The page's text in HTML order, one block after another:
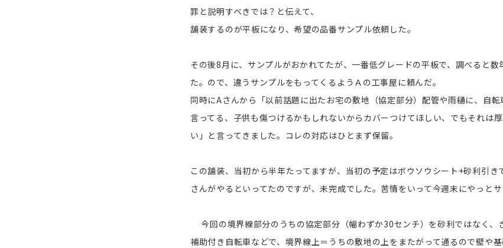
罪と説明すべきでは？と伝えて、
舗装するのが平板になり、希望の品番サンプル依頼した。
その後8月に、サンプルがおかれてたが、一番低グレードの平板で、調べると数
た。ので、違うサンプルをもってくるようＡの工事屋に頼んだ。
同時にAさんから「以前話題に出たお宅の敷地（協定部分）配管や雨樋に、自
言ってる、子供も傷つけるかもしれないからカバーつけてほしい、でもそれは
い」と言ってきました。コレの対応はひとまず保留。
この舗装、当初から半年たってますが、当初の予定はボウソウシート+砂利引
さんがやるといってたのですが、未完成でした。苦情をいって今週末にやっとサ
今回の境界線部分のうちの協定部分（幅わずか30センチ）を砂利ではなく、
補助付き自転車などで、境界線上＝うちの敷地の上をまたがって通るので壁や